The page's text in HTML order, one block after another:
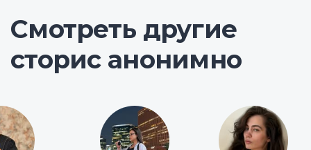
Смотреть другие
сторис анонимно